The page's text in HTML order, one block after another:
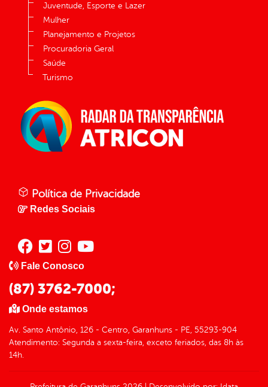
Juventude, Esporte e Lazer
Mulher
Planejamento e Projetos
Procuradoria Geral
Saúde
Turismo
Política de Privacidade
Redes Sociais
Fale Conosco
(87) 3762-7000;
Onde estamos
Av. Santo Antônio, 126 - Centro, Garanhuns - PE, 55293-904
Atendimento: Segunda a sexta-feira, exceto feriados, das 8h às
14h.